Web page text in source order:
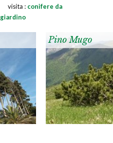
visita : conifere da
giardino
Pino Mugo